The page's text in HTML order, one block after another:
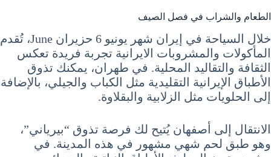
الطعام والشراب في فصل الصيف
خلال السياحة في إيران شهر يونيو 6 حزيران June، تُقدم
المأكولات والمشروبات الايرانية تجربة فريدة تعكس
الثقافة والتقاليد المحلية. في طهران، يمكنك تذوق
الأطباق الإيرانية التقليدية مثل الكباب والجيلي، بالإضافة
إلى الحلويات مثل الزلابية والبقلاوة.
الانتقال إلى أصفهان يُتيح لك فرصة تذوق “بيرياني”،
وهو طبق لحم شهي مشهور في هذه المدينة. في